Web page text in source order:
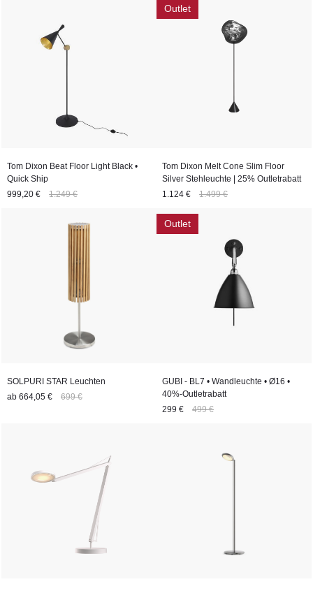
Stehleuchte, die Ihren individuellen Stil und Ihre
Tauchen Sie ein in eine Welt voller Schönheit und Funktionalität
Tom Dixon Beat Floor Light Black •
Quick Ship
999,20 €
1.249 €
Outlet
Tom Dixon Melt Cone Slim Floor
Silver Stehleuchte | 25% Outletrabatt
1.124 €
1.499 €
SOLPURI STAR Leuchten
ab 664,05 € 699 €
Outlet
GUBI - BL7 • Wandleuchte • Ø16 •
40%-Outletrabatt
299 €
499 €